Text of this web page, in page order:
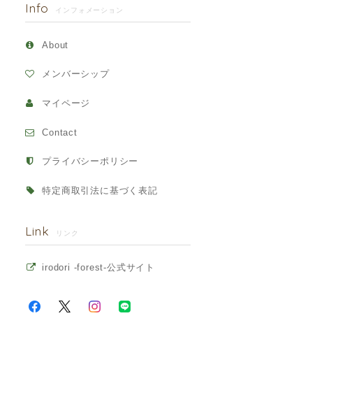
Info インフォメーション
About
メンバーシップ
マイページ
Contact
プライバシーポリシー
特定商取引法に基づく表記
Link リンク
irodori -forest-公式サイト